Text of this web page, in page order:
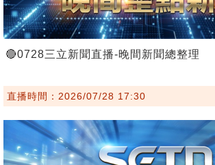
🔴0728三立新聞直播-晚間新聞總整理
直播時間：2026/07/28 17:30